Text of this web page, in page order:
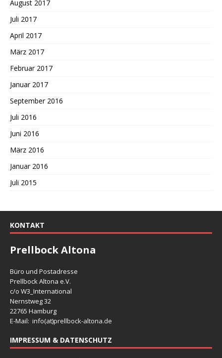
August 2017
Juli 2017
April 2017
März 2017
Februar 2017
Januar 2017
September 2016
Juli 2016
Juni 2016
März 2016
Januar 2016
Juli 2015
KONTAKT
Prellbock Altona
Büro und Postadresse
Prellbock Altona e.V.
c/o W3_International
Nernstweg 32
22765 Hamburg
E-Mail: info(at)prellbock-altona.de
IMPRESSUM & DATENSCHUTZ